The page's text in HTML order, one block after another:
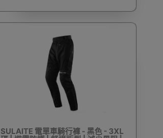
VR眼鏡(一體式) VR眼鏡(手機用)
SULAITE 電單車騎行褲 - 黑色 - 3XL